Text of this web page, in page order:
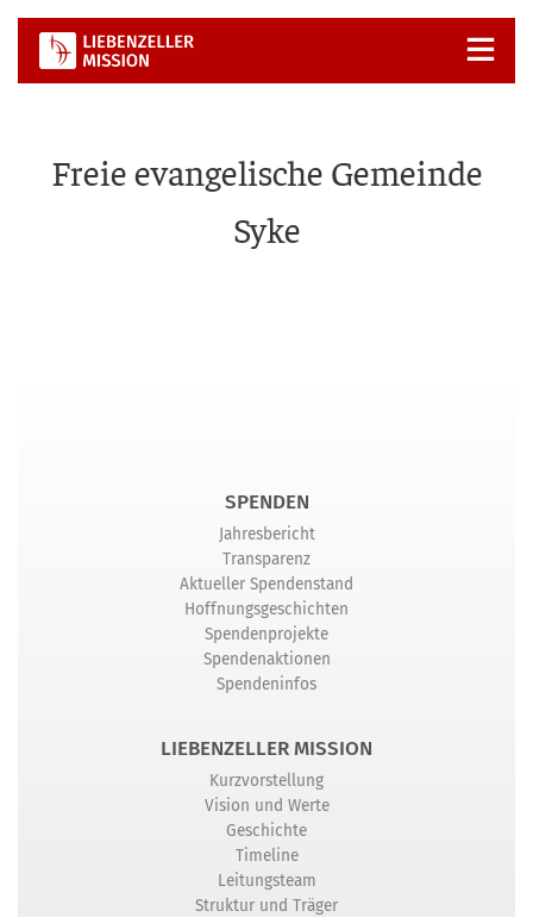
Zum
Inhalt
springen
Freie evangelische Gemeinde
Syke
SPENDEN
Jahresbericht
Transparenz
Aktueller Spendenstand
Hoffnungsgeschichten
Spendenprojekte
Spendenaktionen
Spendeninfos
LIEBENZELLER MISSION
Kurzvorstellung
Vision und Werte
Geschichte
Timeline
Leitungsteam
Struktur und Träger